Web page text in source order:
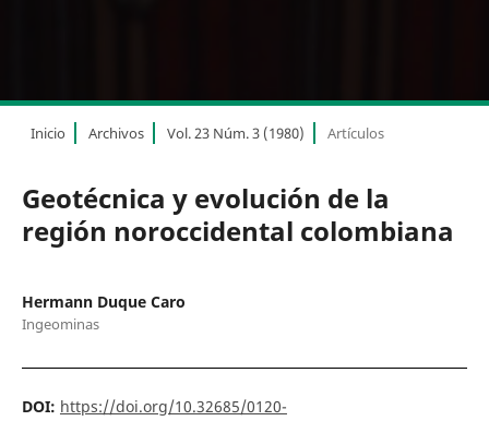
Inicio Archivos Vol. 23 Núm. 3 (1980) Artículos
Geotécnica y evolución de la
región noroccidental colombiana
Hermann Duque Caro
Ingeominas
DOI: https://doi.org/10.32685/0120-